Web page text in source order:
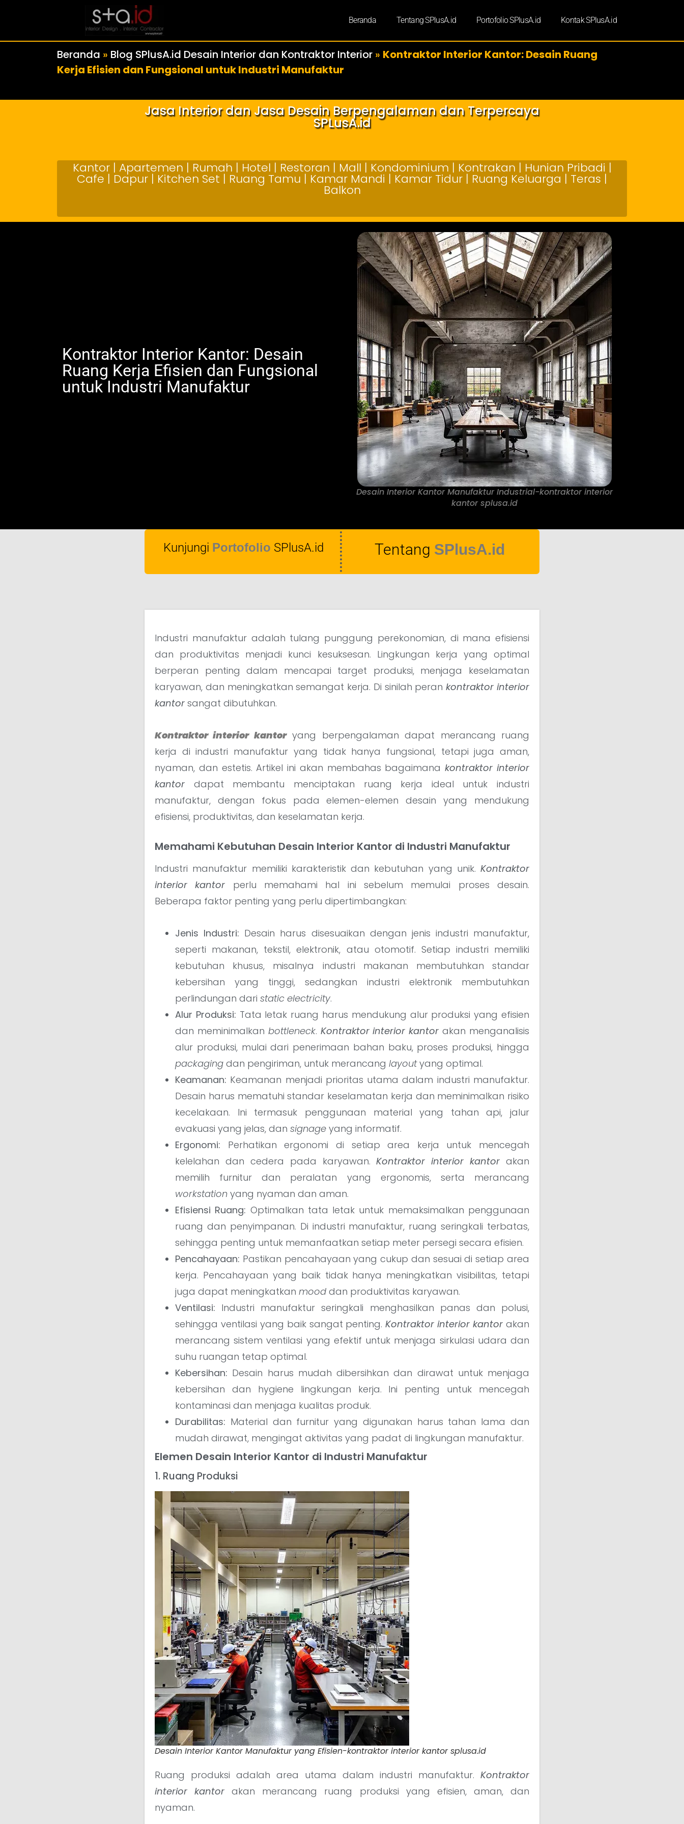
Beranda Tentang SPlusA.id Portofolio SPlusA.id Kontak SPlusA.id
Beranda » Blog SPlusA.id Desain Interior dan Kontraktor Interior » Kontraktor Interior Kantor: Desain Ruang
Kerja Efisien dan Fungsional untuk Industri Manufaktur
Jasa Interior dan Jasa Desain Berpengalaman dan Terpercaya
SPLusA.id
Kantor | Apartemen | Rumah | Hotel | Restoran | Mall | Kondominium | Kontrakan | Hunian Pribadi |
Cafe | Dapur | Kitchen Set | Ruang Tamu | Kamar Mandi | Kamar Tidur | Ruang Keluarga | Teras |
Balkon
Kontraktor Interior Kantor: Desain
Ruang Kerja Efisien dan Fungsional
untuk Industri Manufaktur
Desain Interior Kantor Manufaktur Industrial-kontraktor interior
kantor splusa.id
Kunjungi Portofolio SPlusA.id Tentang SPlusA.id
Industri manufaktur adalah tulang punggung perekonomian, di mana efisiensi
dan produktivitas menjadi kunci kesuksesan. Lingkungan kerja yang optimal
berperan penting dalam mencapai target produksi, menjaga keselamatan
karyawan, dan meningkatkan semangat kerja. Di sinilah perankontraktor interior
kantor sangat dibutuhkan.
Kontraktor interior kantoryang berpengalaman dapat merancang ruang
kerja di industri manufaktur yang tidak hanya fungsional, tetapi juga aman,
nyaman, dan estetis. Artikel ini akan membahas bagaimanakontraktor interior
kantor dapat membantu menciptakan ruang kerja ideal untuk industri
manufaktur, dengan fokus pada elemen-elemen desain yang mendukung
efisiensi, produktivitas, dan keselamatan kerja.
Memahami Kebutuhan Desain Interior Kantor di Industri Manufaktur
Industri manufaktur memiliki karakteristik dan kebutuhan yang unik. Kontraktor
interior kantor perlu memahami hal ini sebelum memulai proses desain.
Beberapa faktor penting yang perlu dipertimbangkan:
Jenis Industri: Desain harus disesuaikan dengan jenis industri manufaktur,
seperti makanan, tekstil, elektronik, atau otomotif. Setiap industri memiliki
kebutuhan khusus, misalnya industri makanan membutuhkan standar
kebersihan yang tinggi, sedangkan industri elektronik membutuhkan
perlindungan dari static electricity.
Alur Produksi: Tata letak ruang harus mendukung alur produksi yang efisien
dan meminimalkan bottleneck. Kontraktor interior kantor akan menganalisis
alur produksi, mulai dari penerimaan bahan baku, proses produksi, hingga
packaging dan pengiriman, untuk merancang layoutyang optimal.
Keamanan: Keamanan menjadi prioritas utama dalam industri manufaktur.
Desain harus mematuhi standar keselamatan kerja dan meminimalkan risiko
kecelakaan. Ini termasuk penggunaan material yang tahan api, jalur
evakuasi yang jelas, dan signage yang informatif.
Ergonomi: Perhatikan ergonomi di setiap area kerja untuk mencegah
kelelahan dan cedera pada karyawan.Kontraktor interior kantor akan
memilih furnitur dan peralatan yang ergonomis, serta merancang
workstation yang nyaman dan aman.
Efisiensi Ruang: Optimalkan tata letak untuk memaksimalkan penggunaan
ruang dan penyimpanan. Di industri manufaktur, ruang seringkali terbatas,
sehingga penting untuk memanfaatkan setiap meter persegi secara efisien.
Pencahayaan: Pastikan pencahayaan yang cukup dan sesuai di setiap area
kerja. Pencahayaan yang baik tidak hanya meningkatkan visibilitas, tetapi
juga dapat meningkatkan mood dan produktivitas karyawan.
Ventilasi: Industri manufaktur seringkali menghasilkan panas dan polusi,
sehingga ventilasi yang baik sangat penting.Kontraktor interior kantor akan
merancang sistem ventilasi yang efektif untuk menjaga sirkulasi udara dan
suhu ruangan tetap optimal.
Kebersihan: Desain harus mudah dibersihkan dan dirawat untuk menjaga
kebersihan dan hygiene lingkungan kerja. Ini penting untuk mencegah
kontaminasi dan menjaga kualitas produk.
Durabilitas: Material dan furnitur yang digunakan harus tahan lama dan
mudah dirawat, mengingat aktivitas yang padat di lingkungan manufaktur.
Elemen Desain Interior Kantor di Industri Manufaktur
1. Ruang Produksi
Desain Interior Kantor Manufaktur yang Efisien-kontraktor interior kantor splusa.id
Ruang produksi adalah area utama dalam industri manufaktur. Kontraktor
interior kantor akan merancang ruang produksi yang efisien, aman, dan
nyaman.